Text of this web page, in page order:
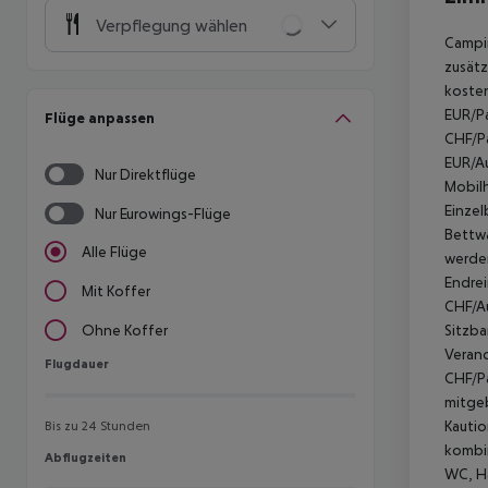
Verpflegung wählen
Flüge anpassen
Nur Direktflüge
Nur Eurowings-Flüge
Alle Flüge
Mit Koffer
Ohne Koffer
Flugdauer
Flugdauer
Bis zu 24 Stunden
Abflugzeiten
Abflugzeiten
EUR/
CHF/
EUR/
CHF/
CHF/
WC,